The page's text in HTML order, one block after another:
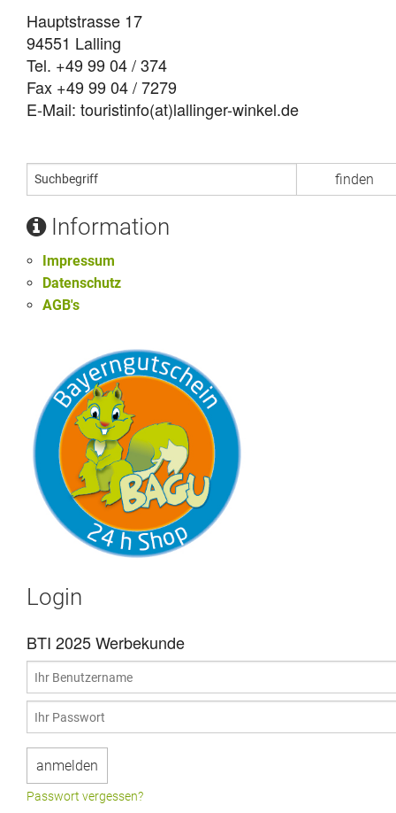
Hauptstrasse 17
94551 Lalling
Tel. +49 99 04 / 374
Fax +49 99 04 / 7279
E-Mail: touristinfo(at)lallinger-winkel.de
Information
Impressum
Datenschutz
AGB's
Login
BTI 2025 Werbekunde
Passwort vergessen?